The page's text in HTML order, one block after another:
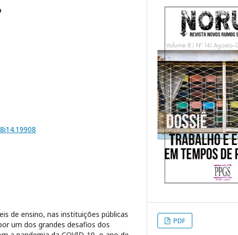
de ensino, nas instituições públicas
um dos grandes desafios dos
PDF